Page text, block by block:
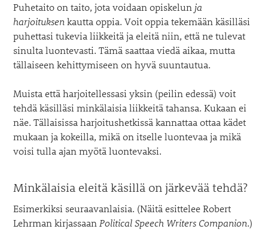
Puhetaito on taito, jota voidaan opiskelun ja
harjoituksenkautta oppia. Voit oppia tekemään käsilläsi
puhettasi tukevia liikkeitä ja eleitä niin, että ne tulevat
sinulta luontevasti. Tämä saattaa viedä aikaa, mutta
tällaiseen kehittymiseen on hyvä suuntautua.
Muista että harjoitellessasi yksin (peilin edessä) voit
tehdä käsilläsi minkälaisia liikkeitä tahansa. Kukaan ei
näe. Tällaisissa harjoitushetkissä kannattaa ottaa kädet
mukaan ja kokeilla, mikä on itselle luontevaa ja mikä
voisi tulla ajan myötä luontevaksi.
Minkälaisia eleitä käsillä on järkevää tehdä?
Esimerkiksi seuraavanlaisia. (Näitä esittelee Robert
Lehrman kirjassaan Political Speech Writers Companion.)